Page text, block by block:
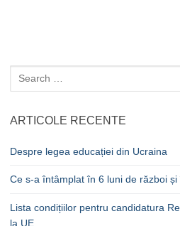
Caută
după:
ARTICOLE RECENTE
Despre legea educației din Ucraina
Ce s-a întâmplat în 6 luni de război
Lista condițiilor pentru candidatura
la UE